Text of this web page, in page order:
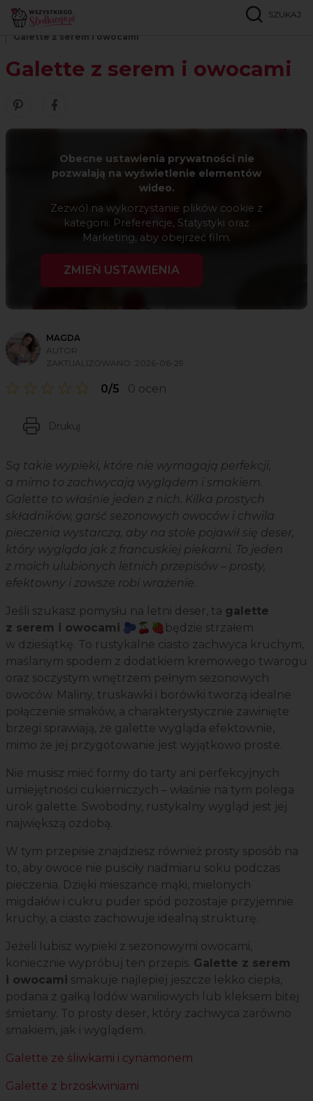
SZUKAJ
Strona główna
Galette z serem i owocami
Galette z serem i owocami
Zobacz nasze piny w serwisie Pinterest
Udostępnij ten przepis w serwisie Facebook
Obecne ustawienia prywatności nie
pozwalają na wyświetlenie elementów
wideo.
Zezwól na wykorzystanie plików cookie z
kategorii: Preferencje, Statystyki oraz
Marketing, aby obejrzeć film.
ZMIEŃ USTAWIENIA
MAGDA
AUTOR
ZAKTUALIZOWANO: 2026-06-29
0/5 0 ocen
Drukuj
Są takie wypieki, które nie wymagają perfekcji,
a mimo to zachwycają wyglądem i smakiem.
Galette to właśnie jeden z nich. Kilka prostych
składników, garść sezonowych owoców i chwila
pieczenia wystarczą, aby na stole pojawił się deser,
który wygląda jak z francuskiej piekarni. To jeden
z moich ulubionych letnich przepisów – prosty,
efektowny i zawsze robi wrażenie.
Jeśli szukasz pomysłu na letni deser, ta galette
z serem i owocami 🫐🍒🍓będzie strzałem
w dziesiątkę. To rustykalne ciasto zachwyca kruchym,
maślanym spodem z dodatkiem kremowego twarogu
oraz soczystym wnętrzem pełnym sezonowych
owoców. Maliny, truskawki i borówki tworzą idealne
połączenie smaków, a charakterystycznie zawinięte
brzegi sprawiają, że galette wygląda efektownie,
mimo że jej przygotowanie jest wyjątkowo proste.
Nie musisz mieć formy do tarty ani perfekcyjnych
umiejętności cukierniczych – właśnie na tym polega
urok galette. Swobodny, rustykalny wygląd jest jej
największą ozdobą.
W tym przepisie znajdziesz również prosty sposób na
to, aby owoce nie puściły nadmiaru soku podczas
pieczenia. Dzięki mieszance mąki, mielonych
migdałów i cukru puder spód pozostaje przyjemnie
kruchy, a ciasto zachowuje idealną strukturę.
Jeżeli lubisz wypieki z sezonowymi owocami,
koniecznie wypróbuj ten przepis. Galette z serem
i owocami smakuje najlepiej jeszcze lekko ciepła,
podana z gałką lodów waniliowych lub kleksem bitej
śmietany. To prosty deser, który zachwyca zarówno
smakiem, jak i wyglądem.
Galette ze śliwkami i cynamonem
Galette z brzoskwiniami